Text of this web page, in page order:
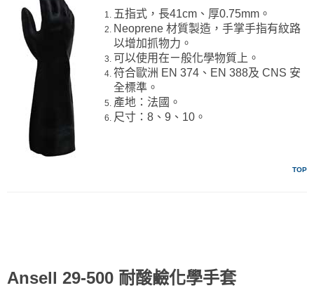
五指式，長41cm、厚0.75mm。
Neoprene 材質製造，手掌手指有紋路
以增加抓物力。
可以使用在ㄧ般化學物質上。
符合歐洲 EN 374、EN 388及 CNS 安
全標準。
產地：法國。
尺寸：8、9、10。
TOP
Ansell 29-500 耐酸鹼化學手套